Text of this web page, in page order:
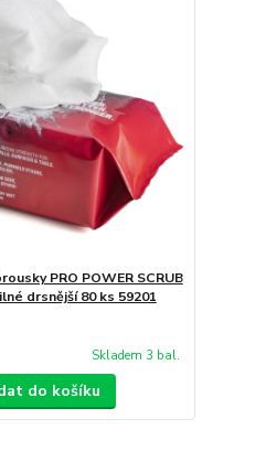
PRO POWER SCRUB
drsnější 80 ks 59201
Skladem 3 bal.
do košíku